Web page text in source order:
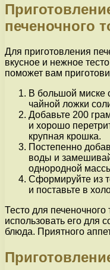
печеночного
Для приготовления
вкусное и нежное
поможет вам
В большой миске
чайной ложки
Добавьте 200
и хорошо
крупная крошка.
Постепенно
воды и
однородной
Сформируйте из
и поставьте в
Тесто для
использовать его для
блюда. Приятного